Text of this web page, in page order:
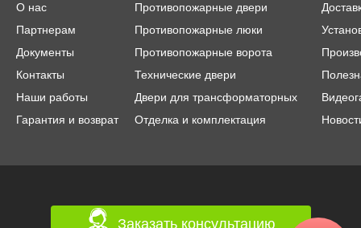
О нас
Партнерам
Документы
Контакты
Наши работы
Гарантия и возврат
Противопожарные двери
Противопожарные люки
Противопожарные ворота
Технические двери
Двери для трансформаторных
Отделка и комплектация
Заказать консультацию